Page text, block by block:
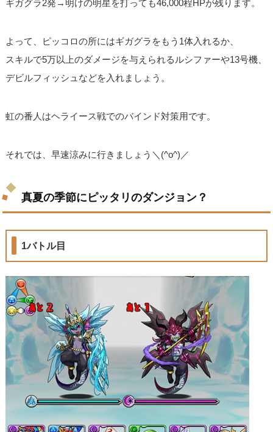
ギガグラ2発→明けの明星を打っても46,000程HPが残ります。
よって、ピッコロの所にはギガグラをもう1体入れるか、
スキルで5万以上のダメージを与えられるルシファーや13号機、
デビルフィッシュなどを入れましょう。
虹の番人はヘライース戦でのバインド対策用です。
それでは、早速涼みに行きましょう＼(^o^)／
真夏の季節にピッタリのダンジョン？
1バトル目